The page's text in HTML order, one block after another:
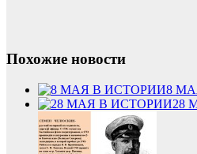
Похожие новости
8
28